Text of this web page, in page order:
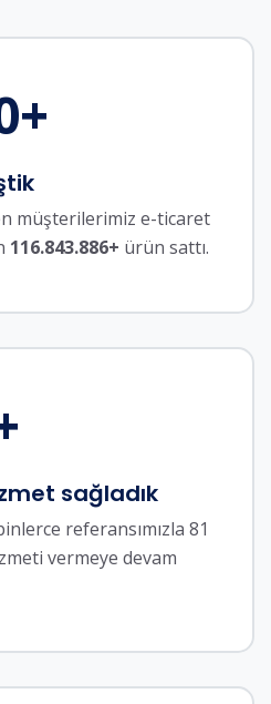
+
müşterilerimiz e-ticaret
116.843.886+ ürün sattı.
sağladık
referansımızla 81
vermeye devam